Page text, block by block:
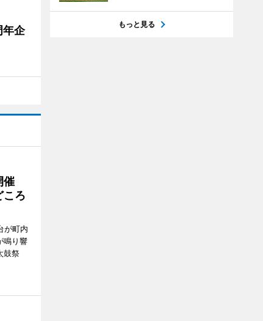
年企
催
ろ
が町内
鳴り響
鼓祭
もっと見る